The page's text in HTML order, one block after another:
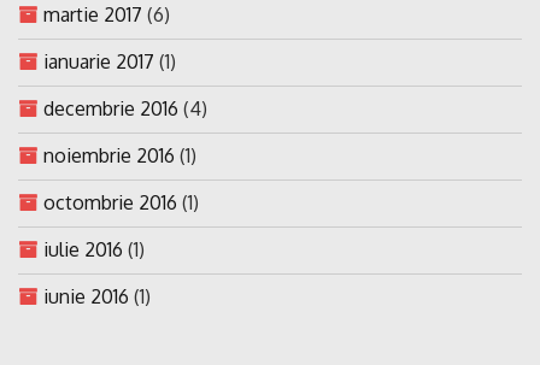
martie 2017 (6)
ianuarie 2017 (1)
decembrie 2016 (4)
noiembrie 2016 (1)
octombrie 2016 (1)
iulie 2016 (1)
iunie 2016 (1)